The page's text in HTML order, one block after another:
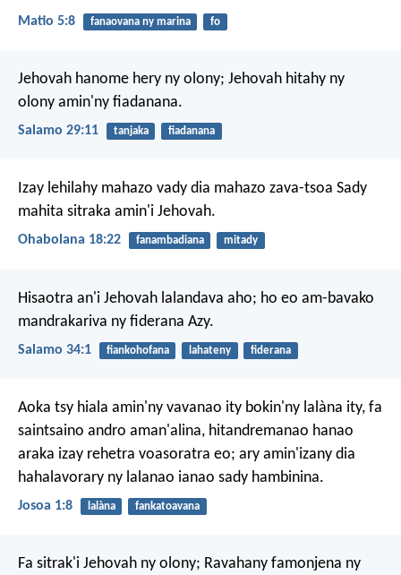
Matio 5:8 fanaovana ny marina fo
Jehovah hanome hery ny olony; Jehovah hitahy ny
olony amin'ny fiadanana.
Salamo 29:11 tanjaka fiadanana
Izay lehilahy mahazo vady dia mahazo zava-tsoa Sady
mahita sitraka amin'i Jehovah.
Ohabolana 18:22 fanambadiana mitady
Hisaotra an'i Jehovah lalandava aho; ho eo am-bavako
mandrakariva ny fiderana Azy.
Salamo 34:1 fiankohofana lahateny fiderana
Aoka tsy hiala amin'ny vavanao ity bokin'ny lalàna ity, fa
saintsaino andro aman'alina, hitandremanao hanao
araka izay rehetra voasoratra eo; ary amin'izany dia
hahalavorary ny lalanao ianao sady hambinina.
Josoa 1:8 lalàna fankatoavana
Fa sitrak'i Jehovah ny olony; Ravahany famonjena ny